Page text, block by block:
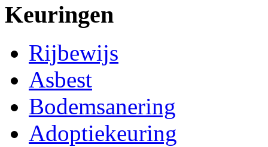
Keuringen
Rijbewijs
Asbest
Bodemsanering
Adoptiekeuring